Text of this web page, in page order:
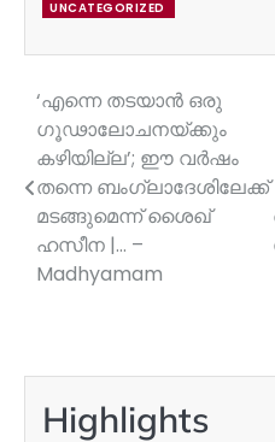
UNCATEGORIZED
Post
navigation
‘എന്നെ തടയാൻ ഒരു
ഗൂഢാലോചനയ്ക്കും
കഴിയില്ല’; ഈ വർഷം
തന്നെ ബംഗ്ലാദേശിലേക്ക്
മടങ്ങുമെന്ന് ശൈഖ്
ഹസീന |… –
Madhyamam
Highlights